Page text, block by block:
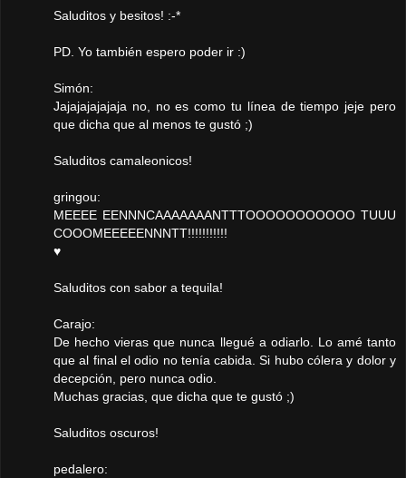
Saluditos y besitos! :-*
PD. Yo también espero poder ir :)
Simón:
Jajajajajajaja no, no es como tu línea de tiempo jeje pero
que dicha que al menos te gustó ;)
Saluditos camaleonicos!
gringou:
MEEEE EENNNCAAAAAAANTTTOOOOOOOOOOO TUUU
COOOMEEEEENNNTT!!!!!!!!!!!
♥
Saluditos con sabor a tequila!
Carajo:
De hecho vieras que nunca llegué a odiarlo. Lo amé tanto
que al final el odio no tenía cabida. Si hubo cólera y dolor y
decepción, pero nunca odio.
Muchas gracias, que dicha que te gustó ;)
Saluditos oscuros!
pedalero: